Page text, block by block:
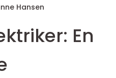
Hansen
En